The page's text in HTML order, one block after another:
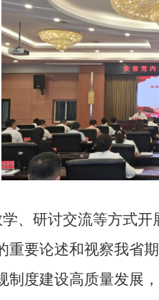
、研讨交流等方式
要论述和视察我省
度建设高质量发展